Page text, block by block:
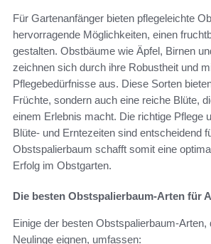
Für Gartenanfänger bieten pflegeleichte
hervorragende Möglichkeiten, einen
gestalten. Obstbäume wie Äpfel, Birnen
zeichnen sich durch ihre Robustheit und
Pflegebedürfnisse aus. Diese Sorten
Früchte, sondern auch eine reiche Blüte,
einem Erlebnis macht. Die richtige Pflege
Blüte- und Erntezeiten sind entscheidend
Obstspalierbaum schafft somit eine
Erfolg im Obstgarten.
Die besten Obstspalierbaum-Arten für
Einige der besten Obstspalierbaum-Arten,
Neulinge eignen, umfassen: